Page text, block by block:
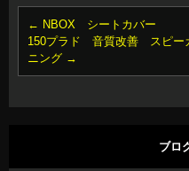
← NBOX シートカバー
150プラド 音質改善 スピー
ニング →
ブロ